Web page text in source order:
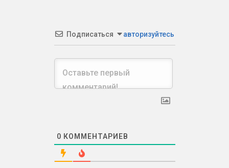
Подписаться авторизуйтесь
0 КОММЕНТАРИЕВ